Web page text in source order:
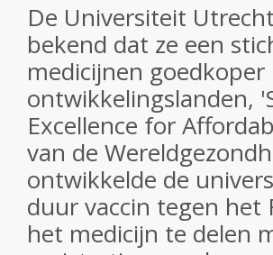
De Universiteit
bekend dat ze een
medicijnen
ontwikkelingslanden,
Excellence for
van de
ontwikkelde de
duur vaccin tegen het
het medicijn te delen